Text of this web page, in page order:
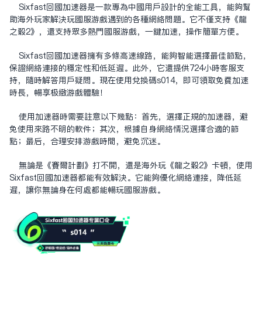
Sixfast回国加速器是一款专为中国用户设计的全能工具，能够帮
助海外玩家解决玩国服游戏遇到的各种网络问题。它不仅支持《龙
之谷2》，还支持众多热门国服游戏，一键加速，操作简单方便。
Sixfast回国加速器拥有多条高速线路，能够智能选择最佳节点，
保证网络连接的稳定性和低延迟。此外，它还提供724小时客服支
持，随时解答用户疑问。现在使用兑换码s014，即可领取免费加速
时长，畅享极致游戏体验！
使用加速器时需要注意以下几点：首先，选择正规的加速器，避
免使用来路不明的软件；其次，根据自身网络情况选择合适的节
点；最后，合理安排游戏时间，避免沉迷。
无论是《赛尔计划》打不开，还是海外玩《龙之谷2》卡顿，使用
Sixfast回国加速器都能有效解决。它能够优化网络连接，降低延
迟，让你无论身在何处都能畅玩国服游戏。